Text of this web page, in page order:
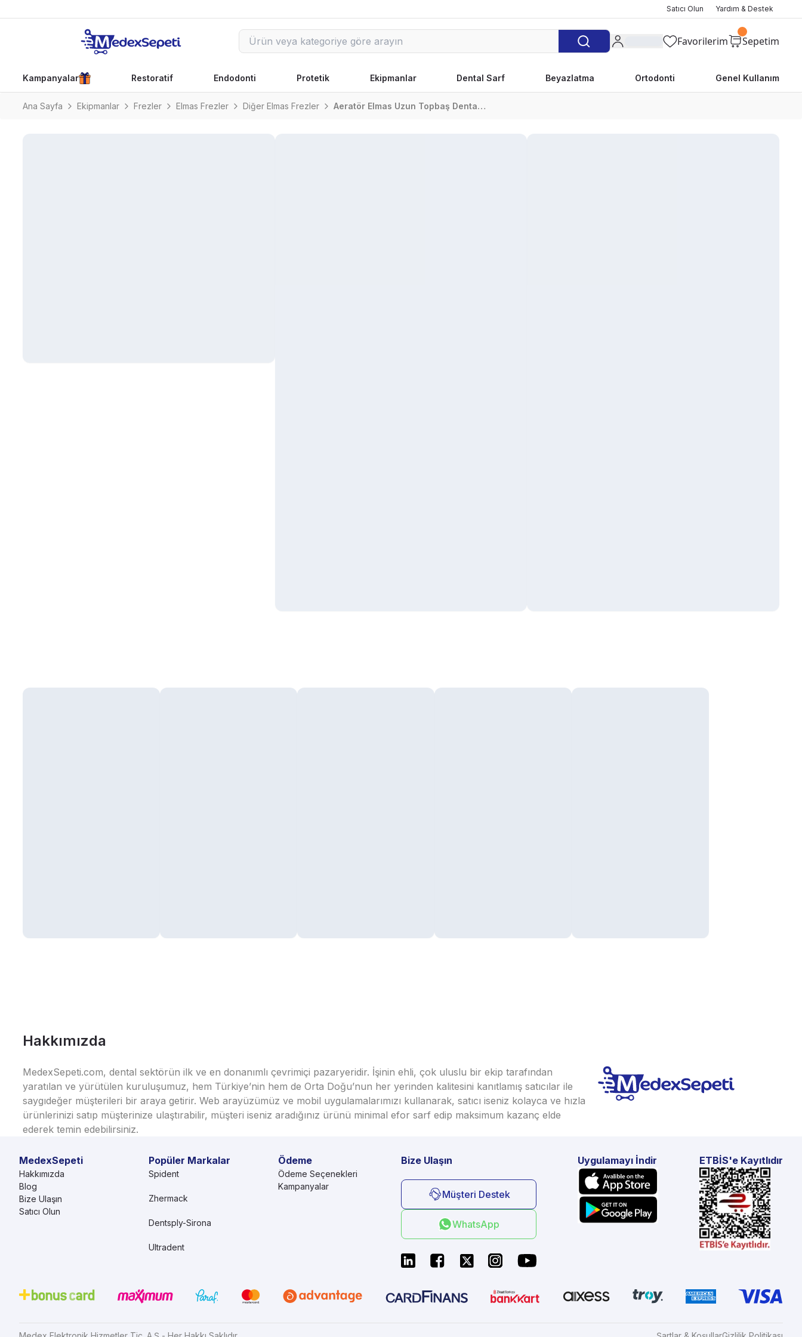
Satıcı Olun Yardım & Destek
Favorilerim Sepetim
Kampanyalar Restoratif Endodonti Protetik Ekipmanlar Dental Sarf Beyazlatma Ortodonti Genel Kullanım
Ana Sayfa Ekipmanlar Frezler Elmas Frezler Diğer Elmas Frezler Aeratör Elmas Uzun Topbaş Dental Frez Fg-801 Serisi Xl
Hakkımızda
MedexSepeti.com, dental sektörün ilk ve en donanımlı çevrimiçi pazaryeridir. İşinin ehli, çok uluslu bir ekip tarafından
yaratılan ve yürütülen kuruluşumuz, hem Türkiye’nin hem de Orta Doğu’nun her yerinden kalitesini kanıtlamış satıcılar ile
saygıdeğer müşterileri bir araya getirir. Web arayüzümüz ve mobil uygulamalarımızı kullanarak, satıcı iseniz kolayca ve hızla
ürünlerinizi satıp müşterinize ulaştırabilir, müşteri iseniz aradığınız ürünü minimal efor sarf edip maksimum kazanç elde
ederek temin edebilirsiniz.
MedexSepeti
Hakkımızda
Blog
Bize Ulaşın
Satıcı Olun
Ödeme
Ödeme Seçenekleri
Kampanyalar
Popüler Markalar
Spident
Zhermack
Dentsply-Sirona
Ultradent
Bize Ulaşın
Müşteri Destek
WhatsApp
Uygulamayı İndir ETBİS'e Kayıtlıdır